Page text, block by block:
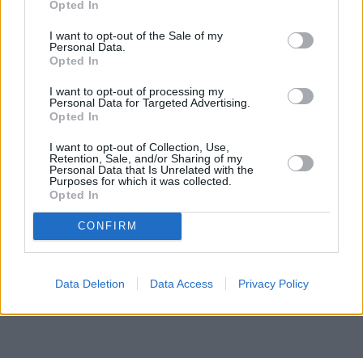
Opted In
I want to opt-out of the Sale of my
Personal Data.
Opted In
I want to opt-out of processing my
Personal Data for Targeted Advertising.
Opted In
I want to opt-out of Collection, Use,
Retention, Sale, and/or Sharing of my
Personal Data that Is Unrelated with the
Purposes for which it was collected.
Opted In
CONFIRM
Data Deletion Data Access Privacy Policy
Prima sport - co nabídne v prvním
vysílacím týdnu
Kdy a kde bude Prima sport k
O webu parabola.cz •O souborech cookies•
Dovolená u moře•Bazény